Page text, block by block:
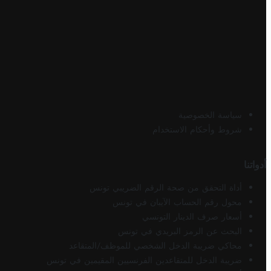
سياسة الخصوصية
شروط وأحكام الاستخدام
أدواتنا
أداة التحقق من صحة الرقم الضريبي تونس
محول رقم الحساب الآيبان في تونس
أسعار صرف الدينار التونسي
البحث عن الرمز البريدي في تونس
محاكي ضريبة الدخل الشخصي للموظف/المتقاعد
ضريبة الدخل للمتقاعدين الفرنسيين المقيمين في تونس